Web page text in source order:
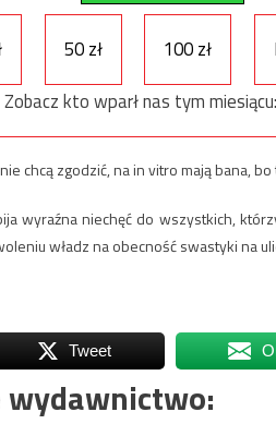
50 zł 100 zł
Zobacz kto wparł nas tym miesiącu:
chcą zgodzić, na in vitro mają bana,
wyraźna niechęć do wszystkich,
władz na obecność swastyki na
Tweet